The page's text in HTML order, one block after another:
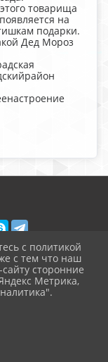
товарища
на
подарки.
Дед Мороз
с политикой
с тем что наш
сторонние
Метрика,